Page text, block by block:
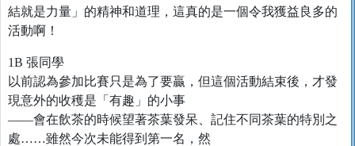
結就是力量」的精神和道理，這真的是一個令我獲益良多的
活動啊！
1B 張同學
以前認為參加比賽只是為了要贏，但這個活動結束後，才發
現意外的收穫是「有趣」的小事
——會在飲茶的時候望著茶葉發呆、記住不同茶葉的特別之
處……雖然今次未能得到第一名，然